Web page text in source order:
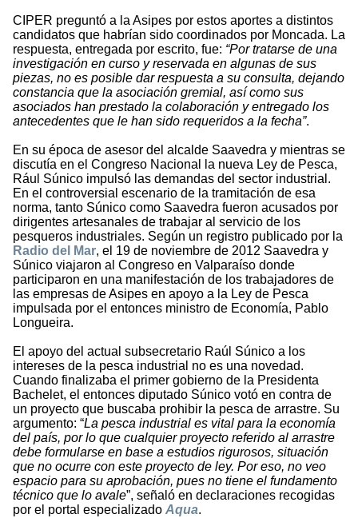
CIPER preguntó a la Asipes por estos aportes a distintos
candidatos que habrían sido coordinados por Moncada. La
respuesta, entregada por escrito, fue: “Por tratarse de una
investigación en curso y reservada en algunas de sus
piezas, no es posible dar respuesta a su consulta, dejando
constancia que la asociación gremial, así como sus
asociados han prestado la colaboración y entregado los
antecedentes que le han sido requeridos a la fecha”.
En su época de asesor del alcalde Saavedra y mientras se
discutía en el Congreso Nacional la nueva Ley de Pesca,
Rául Súnico impulsó las demandas del sector industrial.
En el controversial escenario de la tramitación de esa
norma, tanto Súnico como Saavedra fueron acusados por
dirigentes artesanales de trabajar al servicio de los
pesqueros industriales. Según un registro publicado por la
Radio del Mar, el 19 de noviembre de 2012 Saavedra y
Súnico viajaron al Congreso en Valparaíso donde
participaron en una manifestación de los trabajadores de
las empresas de Asipes en apoyo a la Ley de Pesca
impulsada por el entonces ministro de Economía, Pablo
Longueira.
El apoyo del actual subsecretario Raúl Súnico a los
intereses de la pesca industrial no es una novedad.
Cuando finalizaba el primer gobierno de la Presidenta
Bachelet, el entonces diputado Súnico votó en contra de
un proyecto que buscaba prohibir la pesca de arrastre. Su
argumento: “La pesca industrial es vital para la economía
del país, por lo que cualquier proyecto referido al arrastre
debe formularse en base a estudios rigurosos, situación
que no ocurre con este proyecto de ley. Por eso, no veo
espacio para su aprobación, pues no tiene el fundamento
técnico que lo avale”, señaló en declaraciones recogidas
por el portal especializado Aqua.